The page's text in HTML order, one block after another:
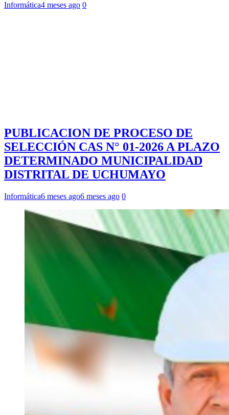
Informática4 meses ago 0
PUBLICACION DE PROCESO DE
SELECCIÓN CAS N° 01-2026 A PLAZO
DETERMINADO MUNICIPALIDAD
DISTRITAL DE UCHUMAYO
Informática6 meses ago6 meses ago 0